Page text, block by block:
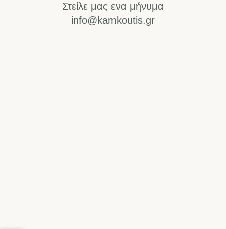
Στείλε μας ενα μήνυμα
info@kamkoutis.gr